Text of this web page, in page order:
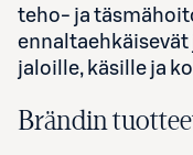
teho- ja
jaloille, käsille ja
Brändin